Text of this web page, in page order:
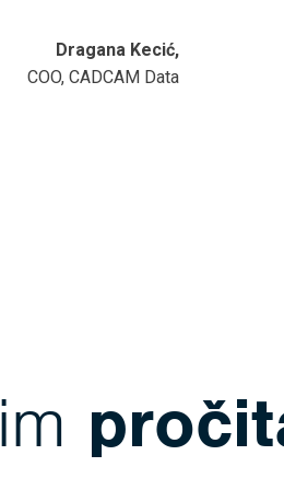
Dragana Kecić,
COO, CADCAM Data